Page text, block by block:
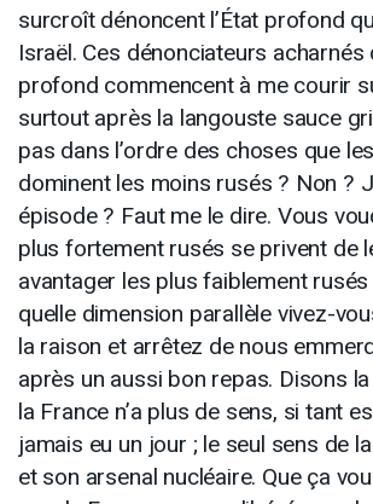
surcroît dénoncent l’État profond
Israël. Ces dénonciateurs acharnés
profond commencent à me courir
surtout après la langouste sauce
pas dans l’ordre des choses que
dominent les moins rusés ? Non ?
épisode ? Faut me le dire. Vous
plus fortement rusés se privent de
avantager les plus faiblement
quelle dimension parallèle vivez-
la raison et arrêtez de nous
après un aussi bon repas. Disons
la France n’a plus de sens, si tant
jamais eu un jour ; le seul sens de
et son arsenal nucléaire. Que ça